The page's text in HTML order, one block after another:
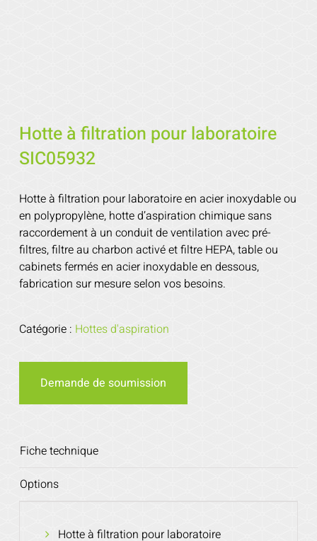
Hotte à filtration pour laboratoire
SIC05932
Hotte à filtration pour laboratoire en acier inoxydable ou
en polypropylène, hotte d’aspiration chimique sans
raccordement à un conduit de ventilation avec pré-
filtres, filtre au charbon activé et filtre HEPA, table ou
cabinets fermés en acier inoxydable en dessous,
fabrication sur mesure selon vos besoins.
Catégorie : Hottes d'aspiration
Demande de soumission
Fiche technique
Options
Hotte à filtration pour laboratoire